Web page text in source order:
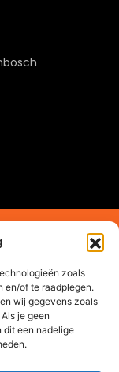
zoals
en/of te raadplegen.
wij gegevens zoals
je geen
dit een nadelige